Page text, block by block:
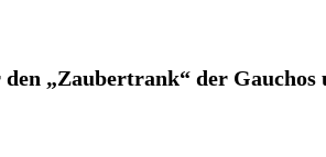
„Zaubertrank“ der Gauchos